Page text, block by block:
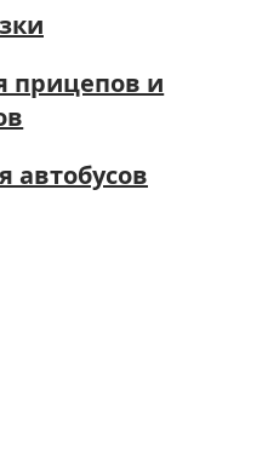
прицепов и
автобусов